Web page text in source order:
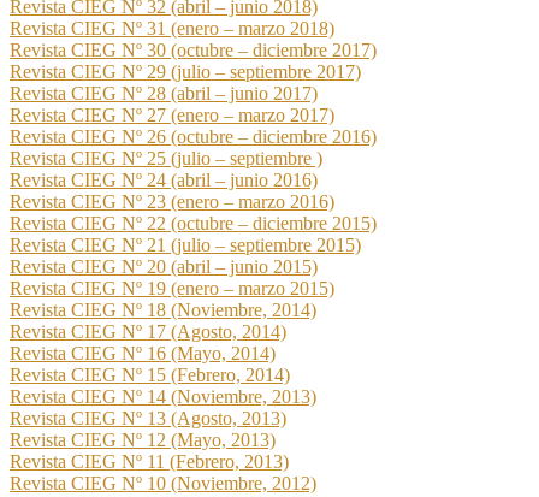
Revista CIEG Nº 10 (Noviembre, 2012)
Revista CIEG Nº 11 (Febrero, 2013)
Revista CIEG Nº 12 (Mayo, 2013)
Revista CIEG Nº 13 (Agosto, 2013)
Revista CIEG Nº 14 (Noviembre, 2013)
Revista CIEG Nº 15 (Febrero, 2014)
Revista CIEG Nº 16 (Mayo, 2014)
Revista CIEG Nº 17 (Agosto, 2014)
Revista CIEG Nº 18 (Noviembre, 2014)
Revista CIEG Nº 19 (enero – marzo 2015)
Revista CIEG Nº 20 (abril – junio 2015)
Revista CIEG Nº 21 (julio – septiembre 2015)
Revista CIEG Nº 22 (octubre – diciembre 2015)
Revista CIEG Nº 23 (enero – marzo 2016)
Revista CIEG Nº 24 (abril – junio 2016)
Revista CIEG Nº 25 (julio – septiembre )
Revista CIEG Nº 26 (octubre – diciembre 2016)
Revista CIEG Nº 27 (enero – marzo 2017)
Revista CIEG Nº 28 (abril – junio 2017)
Revista CIEG Nº 29 (julio – septiembre 2017)
Revista CIEG Nº 30 (octubre – diciembre 2017)
Revista CIEG Nº 31 (enero – marzo 2018)
Revista CIEG Nº 32 (abril – junio 2018)